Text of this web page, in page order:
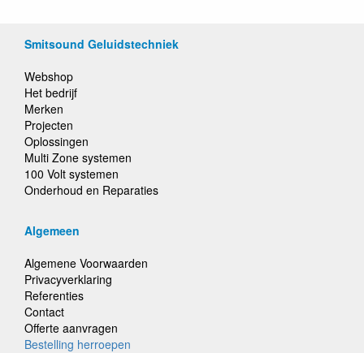
Smitsound Geluidstechniek
Webshop
Het bedrijf
Merken
Projecten
Oplossingen
Multi Zone systemen
100 Volt systemen
Onderhoud en Reparaties
Algemeen
Algemene Voorwaarden
Privacyverklaring
Referenties
Contact
Offerte aanvragen
Bestelling herroepen